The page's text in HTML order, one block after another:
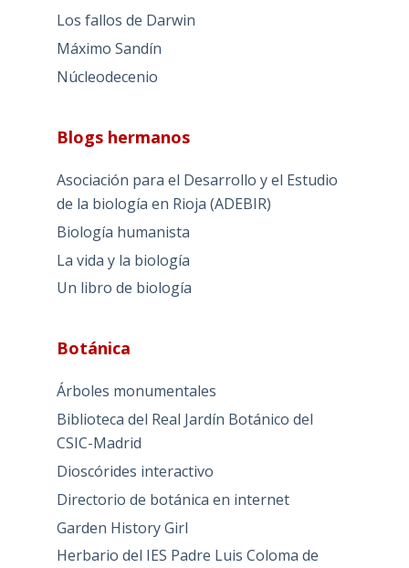
Los fallos de Darwin
Máximo Sandín
Núcleodecenio
Blogs hermanos
Asociación para el Desarrollo y el Estudio
de la biología en Rioja (ADEBIR)
Biología humanista
La vida y la biología
Un libro de biología
Botánica
Árboles monumentales
Biblioteca del Real Jardín Botánico del
CSIC-Madrid
Dioscórides interactivo
Directorio de botánica en internet
Garden History Girl
Herbario del IES Padre Luis Coloma de